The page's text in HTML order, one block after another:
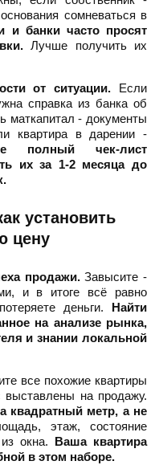
сомневаться в
и банки часто просят
Лучше получить их
от ситуации. Если
справка из банка об
маткапитал - документы
квартира в дарении -
полный чек-лист
их за 1-2 месяца до
установить
цену
продажи.Завысите -
и в итоге всё равно
деньги. Найти
на анализе рынка,
и знании локальной
все похожие квартиры
на продажу.
квадратный метр, а не
этаж, состояние
окна. Ваша квартира
в этом наборе.